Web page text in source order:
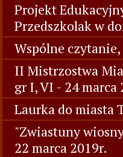
Projekt
Przedszkolak w
Wspólne
II Mistrzostwa
gr I, VI - 24 marca
Laurka do miasta
"Zwiastuny
22 marca 2019r.